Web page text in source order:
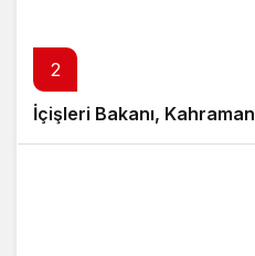
2
İçişleri Bakanı,